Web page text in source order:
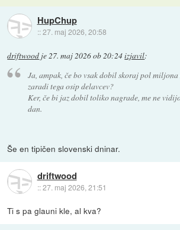
HupChup
::27. maj 2026, 20:58
driftwood je27. maj 2026 ob 20:24izjavil:
Ja, ampak, če bo vsak dobil skoraj pol miljona
zaradi tega osip delavcev?
Ker, če bi jaz dobil toliko nagrade, me ne
dan.
Še en tipičen slovenski dninar.
driftwood
::27. maj 2026, 21:51
Ti s pa glauni kle, al kva?